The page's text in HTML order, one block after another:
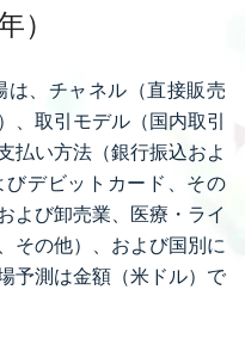
）
は、チャネル（直接販売
、取引モデル（国内取引
払い方法（銀行振込およ
デビットカード、その
よび卸売業、医療・ライ
その他）、および国別に
予測は金額（米ドル）で